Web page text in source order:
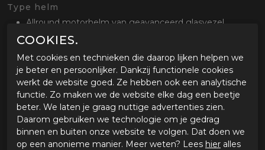
Type helm
Allround motorhelm van geavanceerd glasvezel
Sterk en duurzaam
Helmschaal
Glasvezel helmschaal in twee formaten
Binnenschaal van EPS
ECE 22.06 gecertificeerd
Ventilatie
ACS ventilatiesysteem; volledig ventilatiesysteem dat
warme en vochtige lucht effectief afvoert
COOKIES.
Met cookies en technieken die daarop lijken helpen we
je beter en persoonlijker. Dankzij functionele cookies
werkt de website goed. Ze hebben ook een analytische
functie. Zo maken we de website elke dag een beetje
beter. We laten je graag nuttige advertenties zien.
Daarom gebruiken we technologie om je gedrag
binnen en buiten onze website te volgen. Dat doen we
op een anonieme manier. Meer weten? Lees hier alles